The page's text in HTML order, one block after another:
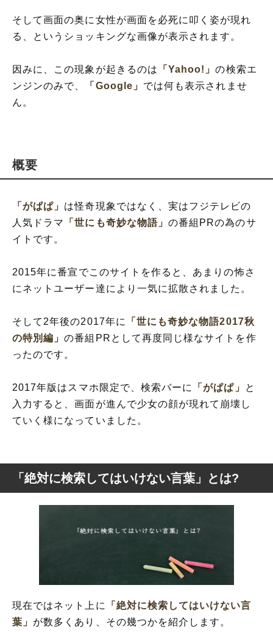
そして画面の奥に女性が画面を必死に叩く姿が現れ
る、というショッキングな画像が表示されます。
因みに、この現象が起きるのは 「Yahoo!」の検索エ
ンジンのみで、
「Google」 では何も表示されませ
ん。
概要
「がぱぱ」 は怪奇現象ではなく、実はフジテレビの
人気ドラマ
「世にも奇妙な物語」の番組PRの為のサ
イトです。
2015年に番宣でこのサイトを作ると、あまりの怖さ
にネットユーザー達により一気に拡散されました。
そして2年後の2017年に
「世にも奇妙な物語2017秋
の特別編」の番組PRとして再度同じ様なサイトを作
ったのです。
2017年版はスマホ限定で、検索バーに 「がぱぱ」
と
入力すると、画面が進んで少女の顔が現れて崩壊し
ていく様になっていました。
「絶対に検索してはいけない言葉」とは?
現在ではネット上に
「絶対に検索してはいけない言
葉」 が数多くあり、その幾つかを紹介します。